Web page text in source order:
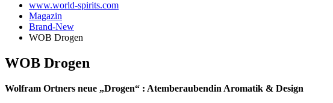
www.world-spirits.com
Magazin
Brand-New
WOB Drogen
WOB Drogen
Wolfram Ortners neue „Drogen“ : Atemberaubendin Aromatik & Design